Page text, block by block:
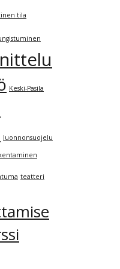
tila
Keski-Pasila
luonnonsuojelu
teatteri